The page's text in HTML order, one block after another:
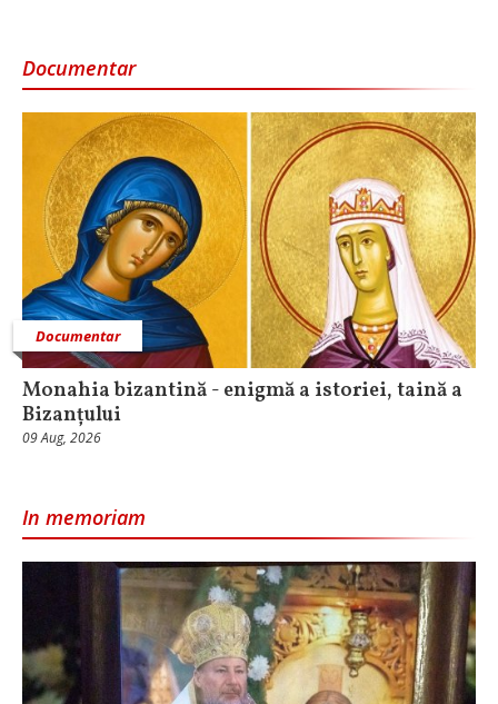
Documentar
Documentar
Monahia bizantină - enigmă a istoriei, taină a
Bizanțului
09 Aug, 2026
In memoriam